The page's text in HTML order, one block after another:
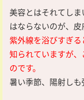
美容とはそれてし
はならないのが、皮
紫外線を浴びすぎ
知られていますが
のです。
暑い季節、陽射しも